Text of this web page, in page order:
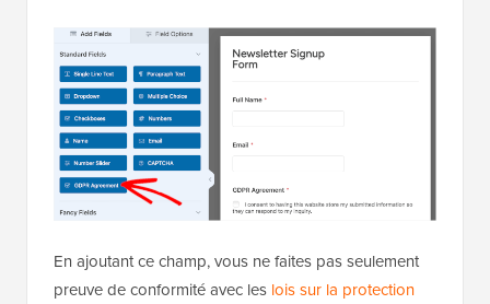
En ajoutant ce champ, vous ne faites pas seulement
preuve de conformité avec les lois sur la protection